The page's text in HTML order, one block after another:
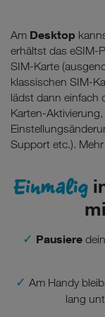
Am Desktop
erhältst das eSIM-
SIM-Karte
klassischen SIM-
lädst dann einfach
Karten-
Support etc.).
Einmalig
✓ Pausiere
✓ Am Handy
lang